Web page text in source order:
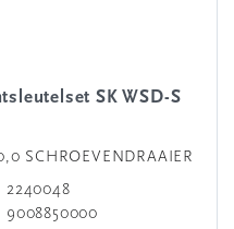
SCHROEVENDRAAIER
2240048
9008850000